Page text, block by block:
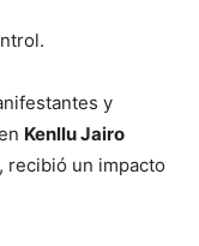
y
Kenllu Jairo
recibió un impacto